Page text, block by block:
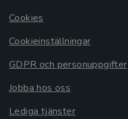
Cookies
Cookieinställningar
GDPR och personuppgifter
Jobba hos oss
Lediga tjänster